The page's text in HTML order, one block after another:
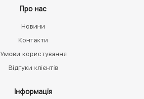
Про нас
Новини
Контакти
Умови користування
Відгуки клієнтів
Інформація